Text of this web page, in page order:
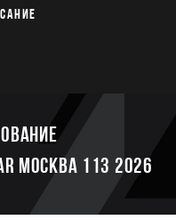
МОСКВА 113 2026